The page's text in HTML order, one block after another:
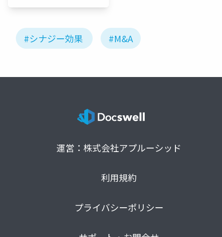
#シナジー効果 #M&A
運営：株式会社アプルーシッド
利用規約
プライバシーポリシー